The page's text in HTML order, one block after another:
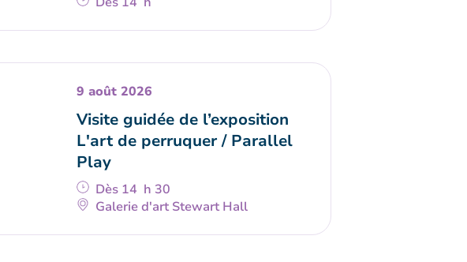
9 août 2026
Visite guidée de l’exposition
L'art de perruquer / Parallel
Play
Dès 14 h 30
Galerie d'art Stewart Hall